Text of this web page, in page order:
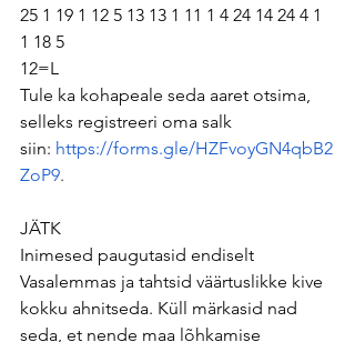
25 1 19 1 12 5 13 13 1 11 1 4 24 14 24 4 1
1 18 5
12=L
Tule ka kohapeale seda aaret otsima,
selleks registreeri oma salk
siin: https://forms.gle/HZFvoyGN4qbB2
ZoP9.
JÄTK
Inimesed paugutasid endiselt
Vasalemmas ja tahtsid väärtuslikke kive
kokku ahnitseda. Küll märkasid nad
seda, et nende maa lõhkamise